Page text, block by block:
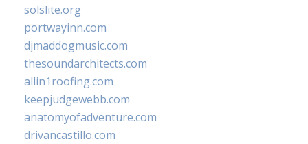
solslite.org
portwayinn.com
djmaddogmusic.com
thesoundarchitects.com
allin1roofing.com
keepjudgewebb.com
anatomyofadventure.com
drivancastillo.com